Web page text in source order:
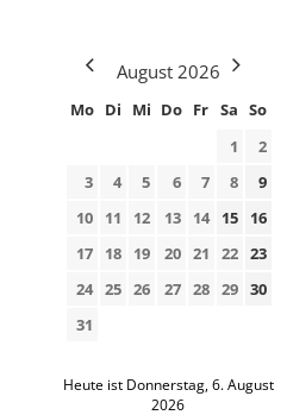
August 2026
Mo Di Mi Do Fr Sa So
1
2
3
4 5 6 7 8
9
10
11 12 13 14 15
16
17
18 19 20 21 22 23
24 25 26 27 28 29 30
31
Heute ist Donnerstag, 6. August
2026